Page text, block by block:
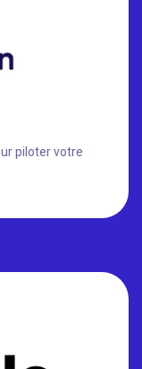
piloter votre